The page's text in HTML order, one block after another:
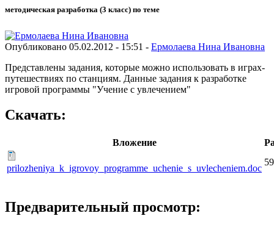
методическая разработка (3 класс) по теме
Опубликовано 05.02.2012 - 15:51 - Ермолаева Нина Ивановна
Представлены задания, которые можно использовать в играх-
путешествиях по станциям. Данные задания к разработке
игровой программы "Учение с увлечением"
Скачать:
Вложение
prilozheniya_k_igrovoy_programme_uchenie_s_uvlecheniem.doc
Предварительный просмотр: